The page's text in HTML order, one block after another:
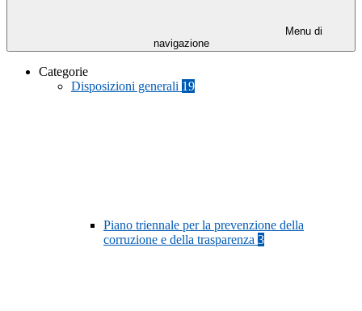
Menu di
navigazione
Categorie
Disposizioni generali 19
Piano triennale per la prevenzione della
corruzione e della trasparenza 3